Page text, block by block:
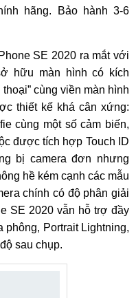
hãng. Bảo hành 3-6
SE 2020 ra mắt với
hữu màn hình có kích
cùng viền màn hình
thiết kế khá cân xứng:
cùng một số cảm biến,
được tích hợp Touch ID
bị camera đơn nhưng
hề kém cạnh các mẫu
chính có độ phân giải
SE 2020 vẫn hỗ trợ đầy
Portrait Lightning,
sau chụp.